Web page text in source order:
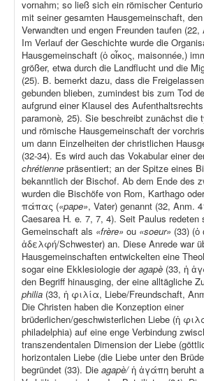
vornahm; so ließ sich ein römischer
mit seiner gesamten Hausgemeinschaft,
Verwandten und engen Freunden taufen
Im Verlauf der Geschichte wurde die
Hausgemeinschaft (ὁ οἶκος, maisonnée,)
größer, etwa durch die Landflucht und die
(25). B. bemerkt dazu, dass die
gebunden blieben, zumindest bis zum Tod
aufgrund einer Klausel des
paramonè, 25). Sie beschreibt zunächst die
und römische Hausgemeinschaft der
um dann Einzelheiten der christlichen
(32-34). Es wird auch das Vokabular einer
chrétienne präsentiert; an der Spitze eines
bekanntlich der Bischof. Ab dem Ende des
wurden die Bischöfe von Rom, Karthago
πάπας («pape», Vater) genannt (32, Anm.
Caesarea H. e. 7, 7, 4). Seit Paulus redeten
Gemeinschaft als «frère» ou «soeur» (33)
ἀδελφή/Schwester) an. Diese Anrede war
Hausgemeinschaften entwickelten eine
sogar eine Ekklesiologie deragapè (33, ἡ
den Begriff hinausging, der eine alltägliche
philia (33, ἡ φιλία, Liebe/Freundschaft,
Die Christen haben die Konzeption einer
brüderlichen/geschwisterlichen Liebe (ἡ
philadelphia) auf eine enge Verbindung
transzendentalen Dimension der Liebe
horizontalen Liebe (die Liebe unter den
begründet (33). Die agapè/ἡ ἀγάπη beruht